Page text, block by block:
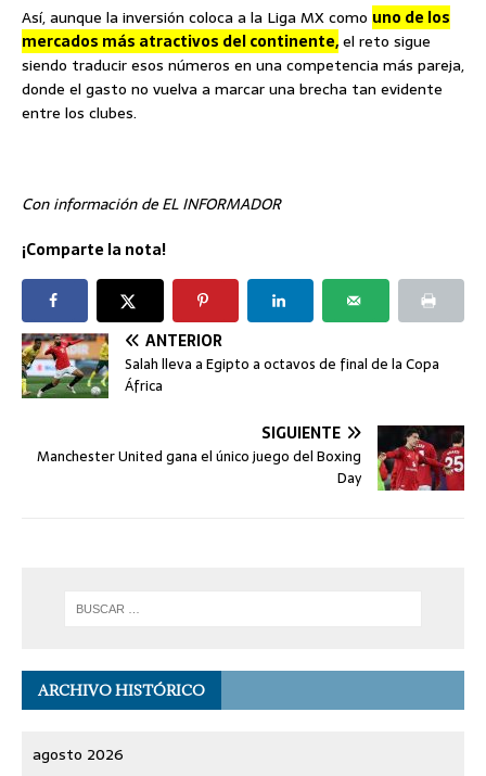
Así, aunque la inversión coloca a la Liga MX como uno de los
mercados más atractivos del continente,el reto sigue
siendo traducir esos números en una competencia más pareja,
donde el gasto no vuelva a marcar una brecha tan evidente
entre los clubes.
Con información de EL INFORMADOR
¡Comparte la nota!
ANTERIOR
Salah lleva a Egipto a octavos de final de la Copa
África
SIGUIENTE
Manchester United gana el único juego del Boxing
Day
ARCHIVO HISTÓRICO
agosto 2026